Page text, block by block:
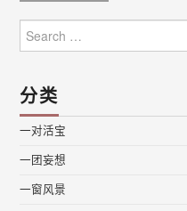
for:
分类
一对活宝
一团妄想
一窗风景